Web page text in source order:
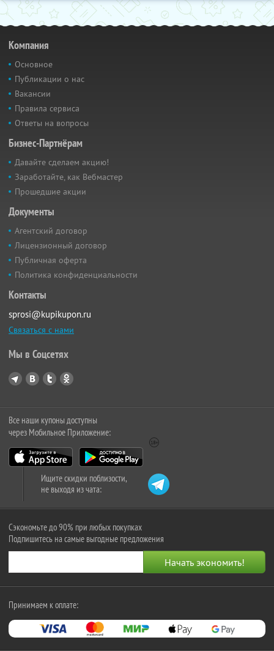
Компания
Основное
Публикации о нас
Вакансии
Правила сервиса
Ответы на вопросы
Бизнес-Партнёрам
Давайте сделаем акцию!
Заработайте, как Вебмастер
Прошедшие акции
Документы
Агентский договор
Лицензионный договор
Публичная оферта
Политика конфиденциальности
Контакты
sprosi@kupikupon.ru
Связаться с нами
Мы в Соцсетях
Все наши купоны доступны
через Мобильное Приложение:
Ищите скидки поблизости,
не выходя из чата:
Сэкономьте до 90% при любых покупках
Подпишитесь на самые выгодные предложения
Принимаем к оплате: